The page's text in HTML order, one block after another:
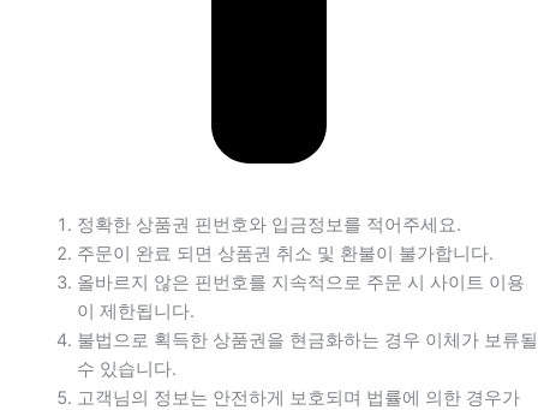
정확한 상품권 핀번호와 입금정보를 적어주세요.
주문이 완료 되면 상품권 취소 및 환불이 불가합니다.
올바르지 않은 핀번호를 지속적으로 주문 시 사이트 이용
이 제한됩니다.
불법으로 획득한 상품권을 현금화하는 경우 이체가 보류될
수 있습니다.
고객님의 정보는 안전하게 보호되며 법률에 의한 경우가